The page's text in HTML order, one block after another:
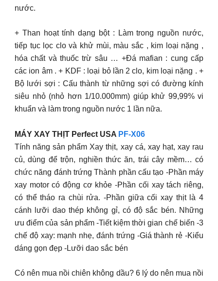
nước.
+ Than hoạt tính dạng bột : Làm trong nguồn nước,
tiếp tục lọc clo và khử mùi, màu sắc , kim loại nặng ,
hóa chất và thuốc trừ sâu … +Đá mafian : cung cấp
các ion âm . + KDF : loại bỏ lần 2 clo, kim loại nặng . +
Bộ lưới sợi : Cấu thành từ những sợi có đường kính
siêu nhỏ (nhỏ hơn 1/10.000mm) giúp khử 99,99% vi
khuẩn và làm trong nguồn nước 1 lần nữa.
MÁY XAY THỊT Perfect USA PF-X06
Tính năng sản phẩm Xay thịt, xay cá, xay hạt, xay rau
củ, dùng để trộn, nghiền thức ăn, trái cây mềm… có
chức năng đánh trứng Thành phần cấu tạo -Phần máy
xay motor có động cơ khỏe -Phần cối xay tách riêng,
có thể tháo ra chùi rửa. -Phần giữa cối xay thịt là 4
cánh lưỡi dao thép không gỉ, có độ sắc bén. Những
ưu điểm của sản phẩm -Tiết kiệm thời gian chế biến -3
chế độ xay: mạnh nhẹ, đánh trứng -Giá thành rẻ -Kiểu
dáng gọn đẹp -Lưỡi dao sắc bén
Có nên mua nồi chiên không dầu? 6 lý do nên mua nồi